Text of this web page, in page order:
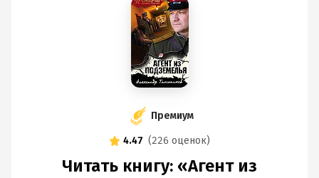
Премиум
4.47 (226 оценок)
Читать книгу: «Агент из